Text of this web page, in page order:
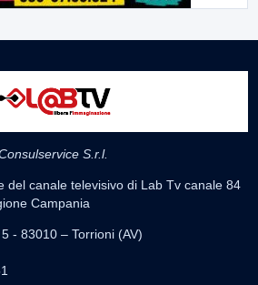
S.r.l.
del canale televisivo di Lab Tv canale 84
Campania
- 83010 – Torrioni (AV)